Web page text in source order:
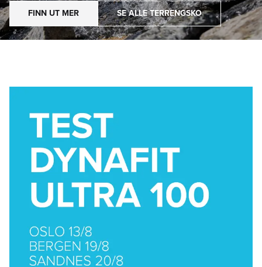
FINN UT MER SE ALLE TERRENGSKO